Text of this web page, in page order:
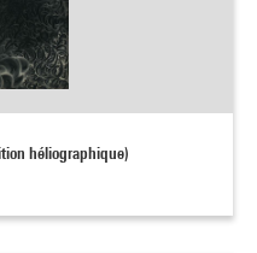
héliographique)